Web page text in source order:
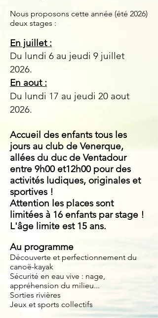
Nous proposons cette année (été 2026)
deux stages :
En juillet :
Du lundi 6 au jeudi 9 juillet
2026.
En aout :
Du lundi 17 au jeudi 20 aout
2026.
Accueil des enfants tous les
jours au club de Venerque,
allées du duc de Ventadour
entre 9h00 et12h00 pour des
activités ludiques, originales et
sportives !
Attention les places sont
limitées à 16 enfants par stage !
L'âge limite est 15 ans.
Au programme
Découverte et perfectionnement du
canoë-kayak
Sécurité en eau vive : nage,
appréhension du milieu...
Sorties rivières
Jeux et sports collectifs